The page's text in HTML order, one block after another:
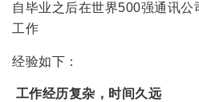
自毕业之后在世界500强通讯公
工作
经验如下：
工作经历复杂，时间久远